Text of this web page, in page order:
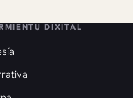
DIXITAL